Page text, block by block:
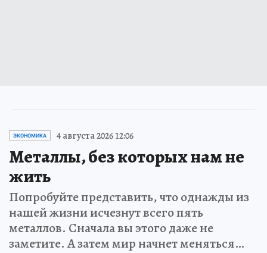
ЭКОНОМИКА 4 августа 2026 12:06
Металлы, без которых нам не
жить
Попробуйте представить, что однажды из
нашей жизни исчезнут всего пять
металлов. Сначала вы этого даже не
заметите. А затем мир начнет меняться…